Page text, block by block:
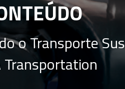
o Transporte
Transportation